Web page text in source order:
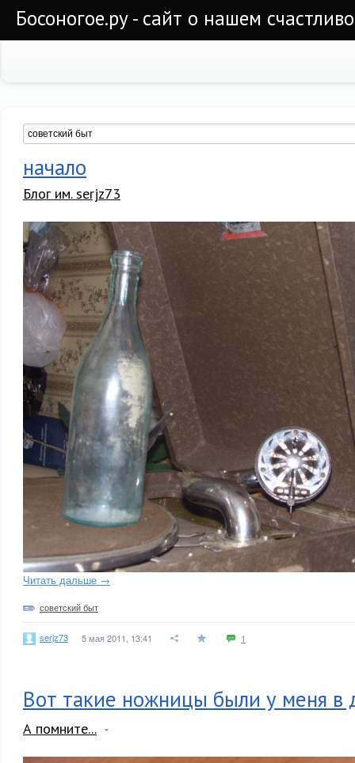
Босоногое.ру - сайт о нашем
начало
Блог им. serjz73
Читать дальше →
советский быт
serjz73 5 мая 2011, 13:41 1
Вот такие ножницы были у меня в
А помните...